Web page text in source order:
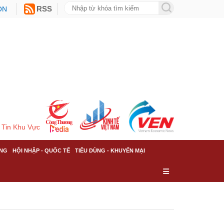
RSS
Tin Khu Vực
HỘI NHẬP - QUỐC TẾ TIÊU DÙNG - KHUYẾN MẠI